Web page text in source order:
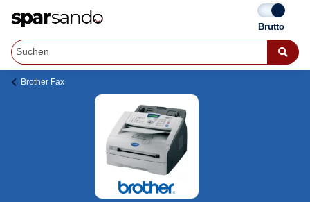
Brother Fax
Brother Fax 2920 Series Trommeln
Jetzt originale & kompatible Brother Fax
2920 Series Trommelngünstig bei
Sparsando kaufen.
Den Druckerhersteller und das Druckermodell auf Sparsando.de